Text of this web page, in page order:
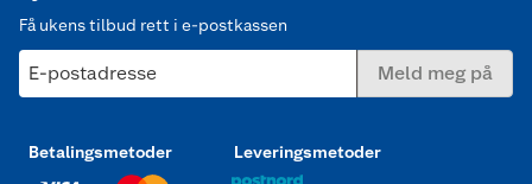
Få ukens tilbud rett i e-postkassen
E-postadresse Meld meg på
Betalingsmetoder Leveringsmetoder